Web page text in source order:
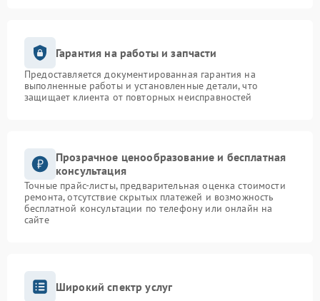
Гарантия на работы и запчасти
Предоставляется документированная гарантия на
выполненные работы и установленные детали, что
защищает клиента от повторных неисправностей
Прозрачное ценообразование и бесплатная
консультация
Точные прайс-листы, предварительная оценка стоимости
ремонта, отсутствие скрытых платежей и возможность
бесплатной консультации по телефону или онлайн на
сайте
Широкий спектр услуг